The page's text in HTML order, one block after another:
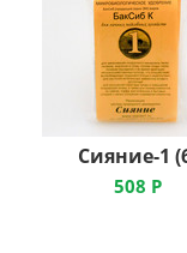
Сияние-1
508 Р